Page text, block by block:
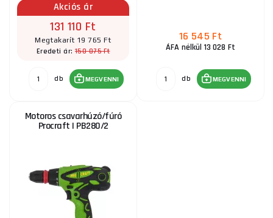
Akciós ár
131 110 Ft
Megtakarít 19 765 Ft
Eredeti ár: 150 875 Ft
db MEGVENNI
16 545 Ft
ÁFA nélkül 13 028 Ft
db MEGVENNI
Motoros csavarhúzó/fúró
Procraft | PB280/2